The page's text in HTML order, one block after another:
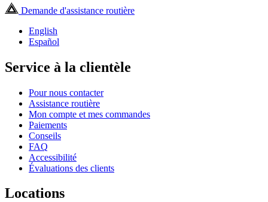
Demande d'assistance routière
English
Español
Service à la clientèle
Pour nous contacter
Assistance routière
Mon compte et mes commandes
Paiements
Conseils
FAQ
Accessibilité
Évaluations des clients
Locations